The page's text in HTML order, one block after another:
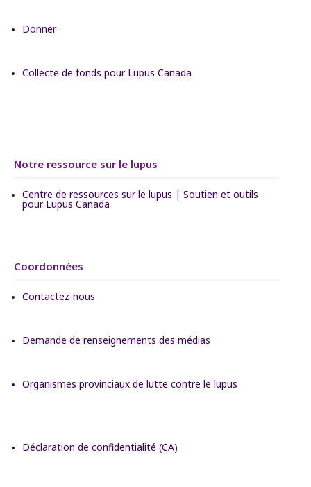
Donner
Collecte de fonds pour Lupus Canada
Notre ressource sur le lupus
Centre de ressources sur le lupus | Soutien et outils
pour Lupus Canada
Coordonnées
Contactez-nous
Demande de renseignements des médias
Organismes provinciaux de lutte contre le lupus
Déclaration de confidentialité (CA)